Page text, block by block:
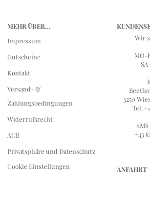
MEHR ÜBER...
Impressum
Gutscheine
Kontakt
Versand- &
Zahlungsbedingungen
Widerrufsrecht
AGB
Privatsphäre und Datenschutz
Cookie Einstellungen
Wir
MO-
3250
Tel:
+43
ANFAHRT